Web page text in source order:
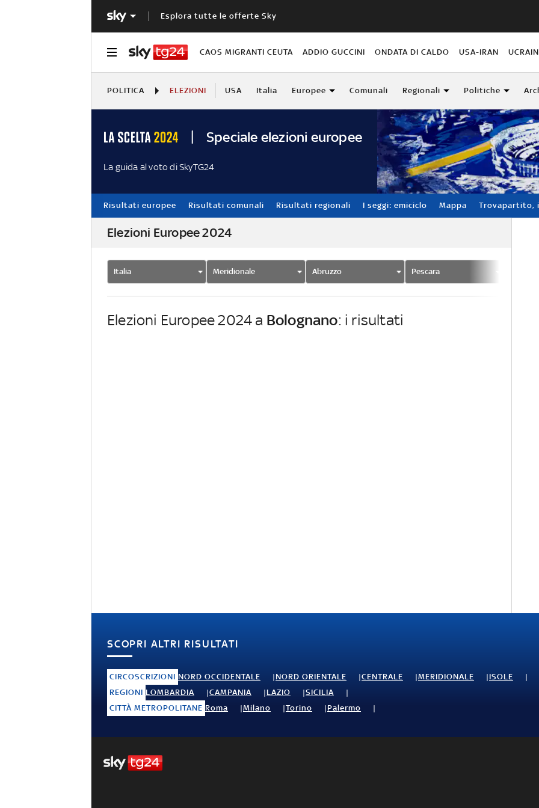
Esplora tutte le offerte Sky
CAOS MIGRANTI CEUTA ADDIO GUCCINI ONDATA DI CALDO USA-IRAN
POLITICA ELEZIONI USA Italia Europee Comunali Regionali Politiche
Speciale elezioni europee
La guida al voto di SkyTG24
Risultati europee Risultati comunali Risultati regionali I seggi: emiciclo Mappa Trovapartito,
Elezioni Europee 2024
Italia Meridionale Abruzzo Pescara
Elezioni Europee 2024 a Bolognano: i risultati
SCOPRI ALTRI RISULTATI
CIRCOSCRIZIONI NORD OCCIDENTALE NORD ORIENTALE CENTRALE MERIDIONALE
ISOLE
REGIONI LOMBARDIA CAMPANIA LAZIO
SICILIA
CITTÀ METROPOLITANE Roma Milano Torino Palermo